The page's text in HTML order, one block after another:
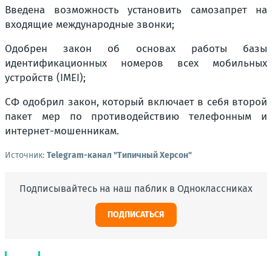
Введена возможность установить самозапрет на
входящие международные звонки;
Одобрен закон об основах работы базы
идентификационных номеров всех мобильных
устройств (IMEI);
СФ одобрил закон, который включает в себя второй
пакет мер по противодействию телефонным и
интернет-мошенникам.
Источник: Telegram-канал "Типичный Херсон"
Подписывайтесь на наш паблик в Одноклассниках
ПОДПИСАТЬСЯ